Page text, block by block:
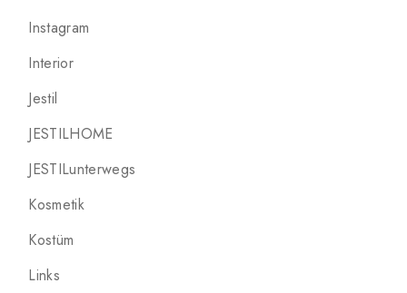
Instagram
Interior
Jestil
JESTILHOME
JESTILunterwegs
Kosmetik
Kostüm
Links